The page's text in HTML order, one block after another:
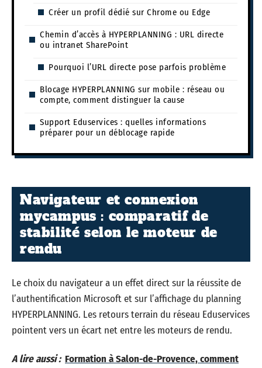
Créer un profil dédié sur Chrome ou Edge
Chemin d’accès à HYPERPLANNING : URL directe
ou intranet SharePoint
Pourquoi l’URL directe pose parfois problème
Blocage HYPERPLANNING sur mobile : réseau ou
compte, comment distinguer la cause
Support Eduservices : quelles informations
préparer pour un déblocage rapide
Navigateur et connexion
mycampus : comparatif de
stabilité selon le moteur de
rendu
Le choix du navigateur a un effet direct sur la réussite de
l’authentification Microsoft et sur l’affichage du planning
HYPERPLANNING. Les retours terrain du réseau Eduservices
pointent vers un écart net entre les moteurs de rendu.
A lire aussi : Formation à Salon-de-Provence, comment